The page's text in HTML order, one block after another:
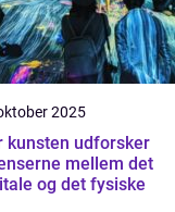
2025
kunsten udforsker
mellem det
og det fysiske